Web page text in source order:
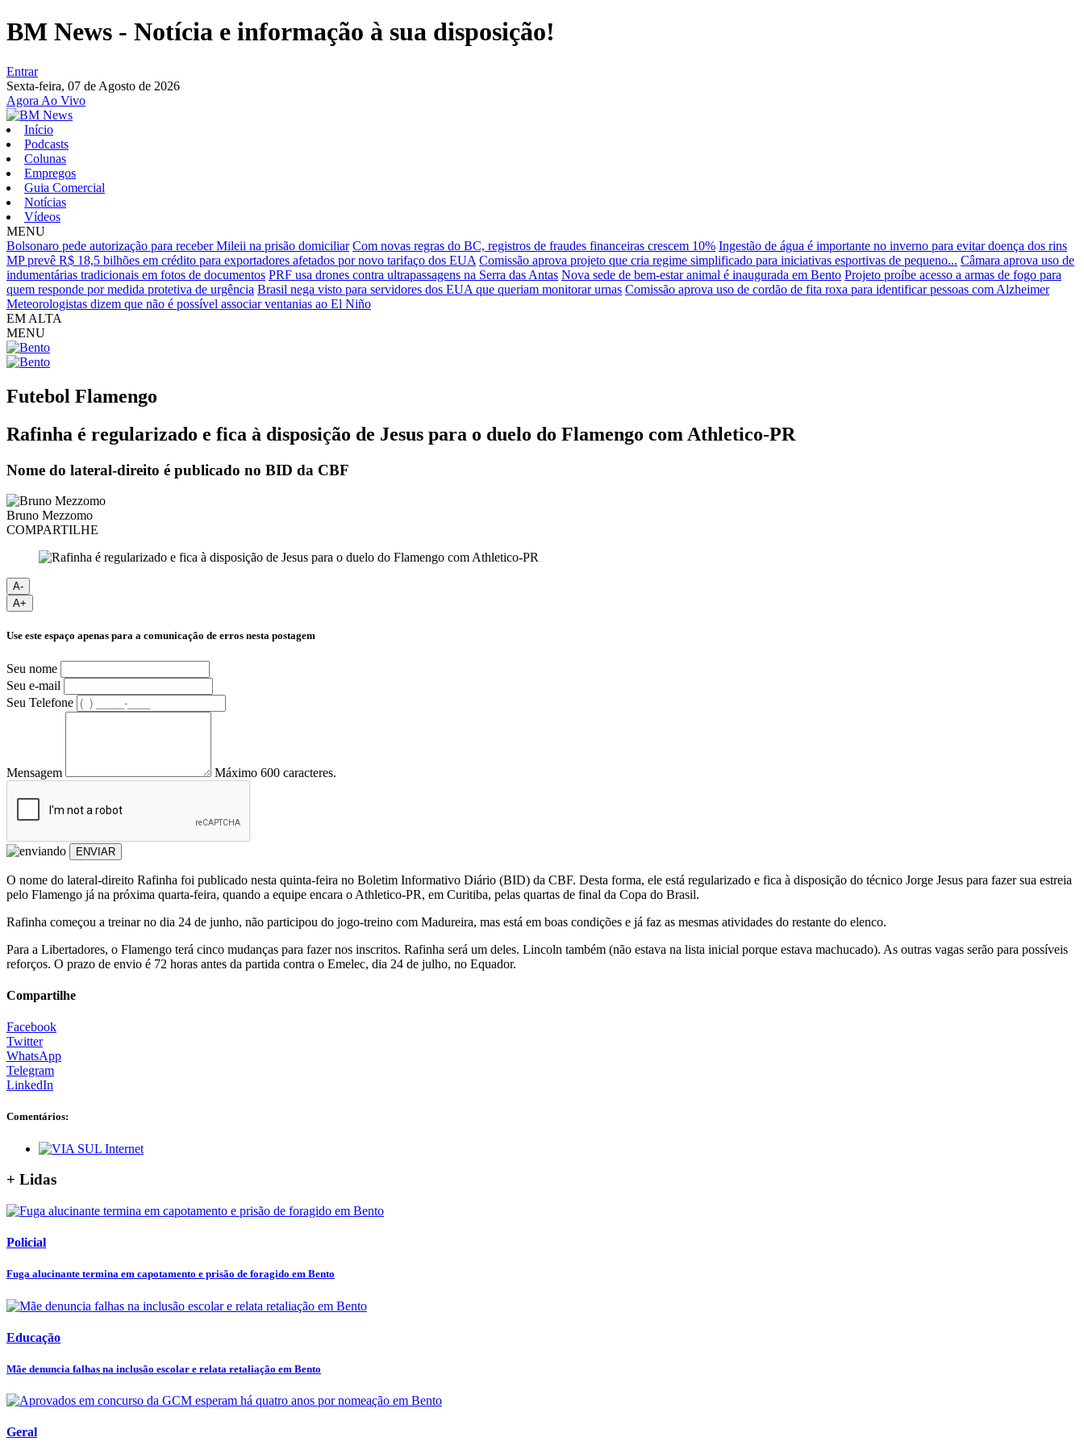
BM News - Notícia e informação à sua disposição!
Entrar
Sexta-feira, 07 de Agosto de 2026
Agora Ao Vivo
Início
Podcasts
Colunas
Empregos
Guia Comercial
Notícias
Vídeos
MENU
Bolsonaro pede autorização para receber Mileii na prisão domiciliar Com novas regras do BC, registros de fraudes financeiras crescem 10% Ingestão de água é importante no inverno para evitar doença dos rins
MP prevê R$ 18,5 bilhões em crédito para exportadores afetados por novo tarifaço dos EUA Comissão aprova projeto que cria regime simplificado para iniciativas esportivas de pequeno... Câmara aprova uso de
indumentárias tradicionais em fotos de documentos PRF usa drones contra ultrapassagens na Serra das Antas Nova sede de bem-estar animal é inaugurada em Bento Projeto proíbe acesso a armas de fogo para
quem responde por medida protetiva de urgência Brasil nega visto para servidores dos EUA que queriam monitorar urnas Comissão aprova uso de cordão de fita roxa para identificar pessoas com Alzheimer
Meteorologistas dizem que não é possível associar ventanias ao El Niño
EM ALTA
MENU
Futebol Flamengo
Rafinha é regularizado e fica à disposição de Jesus para o duelo do Flamengo com Athletico-PR
Nome do lateral-direito é publicado no BID da CBF
Bruno Mezzomo
COMPARTILHE
A-
A+
Use este espaço apenas para a comunicação de erros nesta postagem
Seu nome
Seu e-mail
Seu Telefone
Mensagem Máximo 600 caracteres.
ENVIAR
O nome do lateral-direito Rafinha foi publicado nesta quinta-feira no Boletim Informativo Diário (BID) da CBF. Desta forma, ele está regularizado e fica à disposição do técnico Jorge Jesus para fazer sua estreia
pelo Flamengo já na próxima quarta-feira, quando a equipe encara o Athletico-PR, em Curitiba, pelas quartas de final da Copa do Brasil.
Rafinha começou a treinar no dia 24 de junho, não participou do jogo-treino com Madureira, mas está em boas condições e já faz as mesmas atividades do restante do elenco.
Para a Libertadores, o Flamengo terá cinco mudanças para fazer nos inscritos. Rafinha será um deles. Lincoln também (não estava na lista inicial porque estava machucado). As outras vagas serão para possíveis
reforços. O prazo de envio é 72 horas antes da partida contra o Emelec, dia 24 de julho, no Equador.
Compartilhe
Facebook
Twitter
WhatsApp
Telegram
LinkedIn
Comentários:
+ Lidas
Policial
Fuga alucinante termina em capotamento e prisão de foragido em Bento
Educação
Mãe denuncia falhas na inclusão escolar e relata retaliação em Bento
Geral